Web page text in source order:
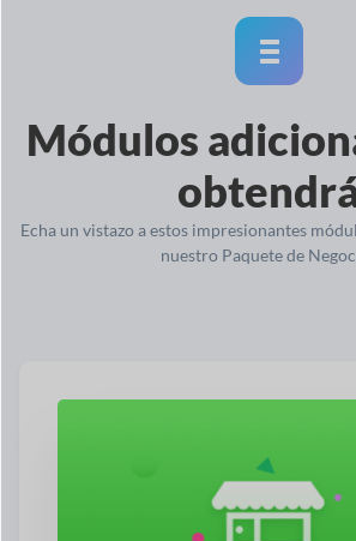
Módulos
Echa un vistazo a estos impresionantes
nuestro Paquete de